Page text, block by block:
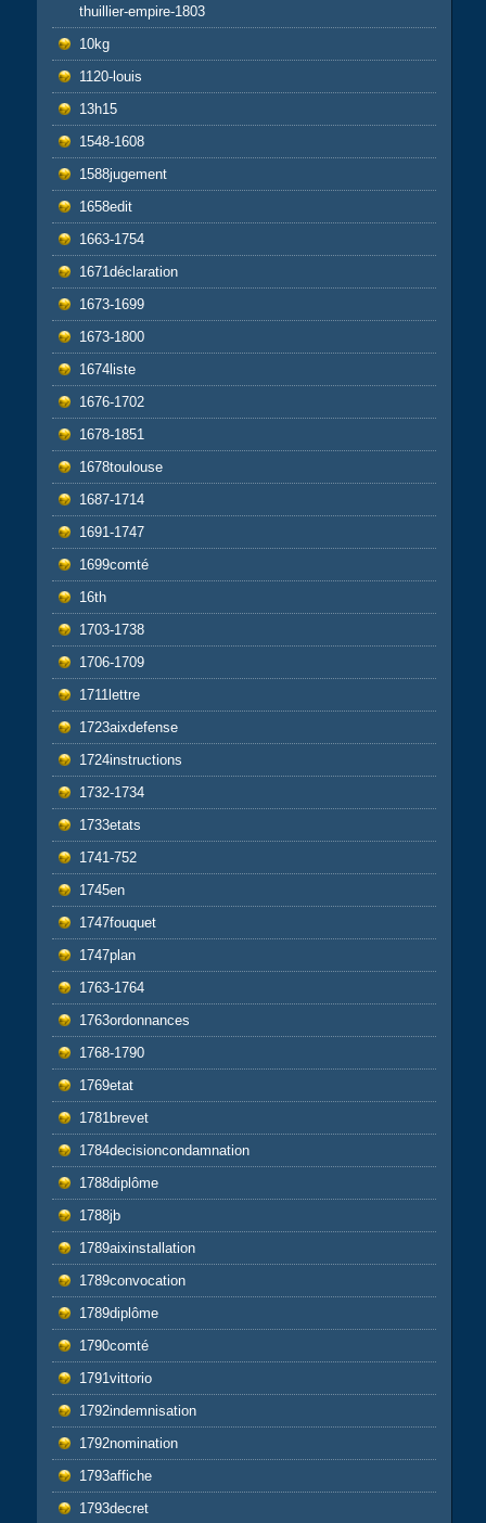
thuillier-empire-1803
10kg
1120-louis
13h15
1548-1608
1588jugement
1658edit
1663-1754
1671déclaration
1673-1699
1673-1800
1674liste
1676-1702
1678-1851
1678toulouse
1687-1714
1691-1747
1699comté
16th
1703-1738
1706-1709
1711lettre
1723aixdefense
1724instructions
1732-1734
1733etats
1741-752
1745en
1747fouquet
1747plan
1763-1764
1763ordonnances
1768-1790
1769etat
1781brevet
1784decisioncondamnation
1788diplôme
1788jb
1789aixinstallation
1789convocation
1789diplôme
1790comté
1791vittorio
1792indemnisation
1792nomination
1793affiche
1793decret